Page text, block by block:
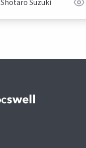
Shotaro Suzuki